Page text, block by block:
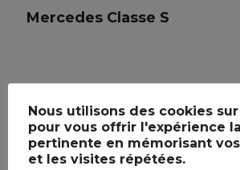
Mercedes Classe S
Berline
3 passagers
Nous utilisons des cookies
pour vous offrir l'expérience
pertinente en mémorisant
et les visites répétées.